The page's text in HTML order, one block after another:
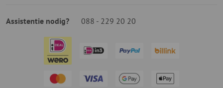
Assistentie nodig? 088 - 229 20 20